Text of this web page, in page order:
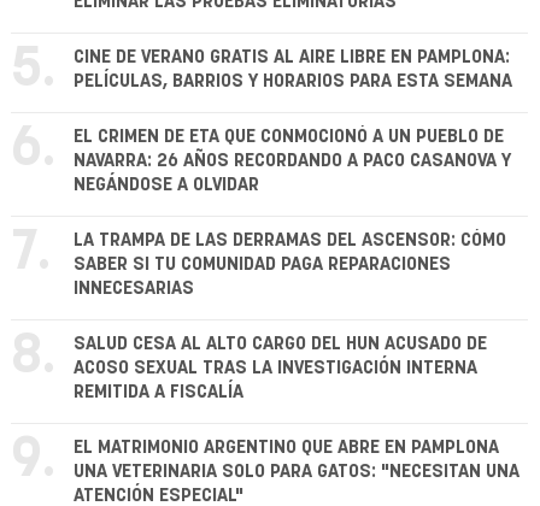
5.
CINE DE VERANO GRATIS AL AIRE LIBRE EN PAMPLONA:
PELÍCULAS, BARRIOS Y HORARIOS PARA ESTA SEMANA
6.
EL CRIMEN DE ETA QUE CONMOCIONÓ A UN PUEBLO DE
NAVARRA: 26 AÑOS RECORDANDO A PACO CASANOVA Y
NEGÁNDOSE A OLVIDAR
7.
LA TRAMPA DE LAS DERRAMAS DEL ASCENSOR: CÓMO
SABER SI TU COMUNIDAD PAGA REPARACIONES
INNECESARIAS
8.
SALUD CESA AL ALTO CARGO DEL HUN ACUSADO DE
ACOSO SEXUAL TRAS LA INVESTIGACIÓN INTERNA
REMITIDA A FISCALÍA
9.
EL MATRIMONIO ARGENTINO QUE ABRE EN PAMPLONA
UNA VETERINARIA SOLO PARA GATOS: "NECESITAN UNA
ATENCIÓN ESPECIAL"